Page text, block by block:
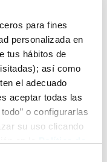
para fines
personalizada en
tus hábitos de
así como
el adecuado
aceptar todas las
o configurarlas
su uso clicando
y Android